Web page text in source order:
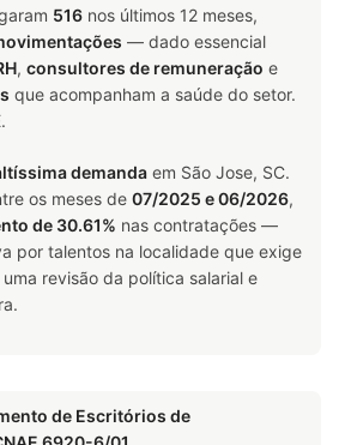
516 nos últimos 12 meses,
— dado essencial
, consultores de remuneração e
que acompanham a saúde do setor.
demanda em São Jose, SC.
os meses de 07/2025 e 06/2026,
de 30.61% nas contratações —
por talentos na localidade que exige
revisão da política salarial e
de Escritórios de